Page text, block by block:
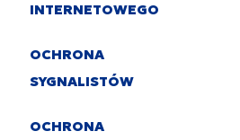
INTERNETOWEGO
OCHRONA
SYGNALISTÓW
OCHRONA